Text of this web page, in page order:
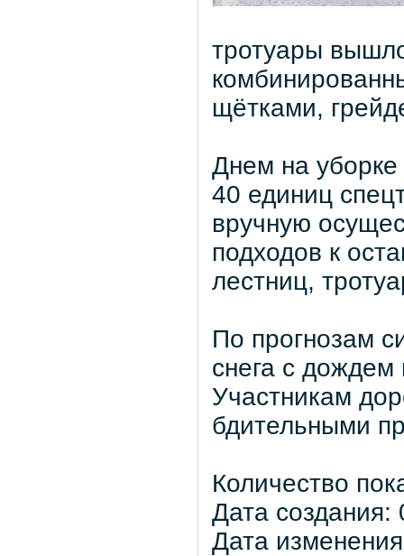
тротуары
щётками,
Днем на
40 единиц
вручную
подходов к
лестниц,
По прогнозам
снега с дождем
Участникам
бдительными
Количество
Дата
Дата